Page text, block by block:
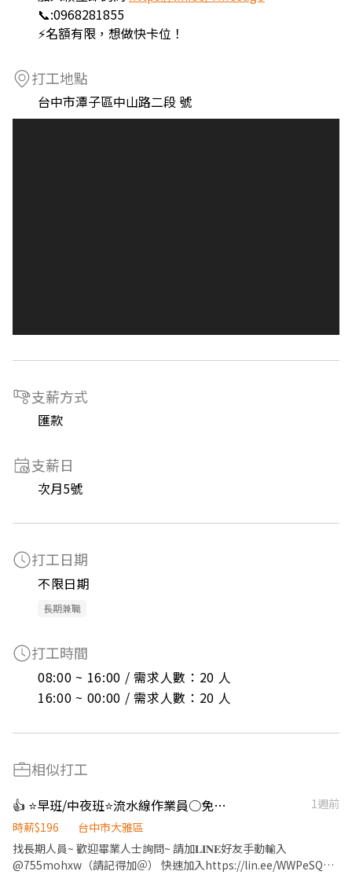
📞:0968281855
⚡名額有限，想做快卡位！
打工地點
台中市潭子區中山路二段 號
支薪方式
匯款
支薪日
次月5號
打工日期
不限日期
長期兼職
打工時間
08:00 ~ 16:00 / 需求人數：20 人
16:00 ~ 00:00 / 需求人數：20 人
相似打工
👍 ⭐早班/中夜班⭐流水線作業員○免費供餐○隔日領S-G
1週前
時薪$196
台中市大雅區
找長期人員~ 歡迎畢業人士詢問~ 請加𝐋𝐈𝐍𝐄好友手動輸入
@755mohxw（請記得加＠） 快速加入https://lin.ee/WWPeSQm